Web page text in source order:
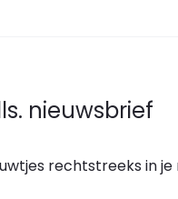
nieuwsbrief
rechtstreeks in je